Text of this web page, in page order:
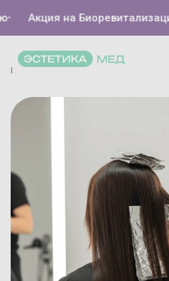
Акция на Биоревитализацию•
Главная Каталог